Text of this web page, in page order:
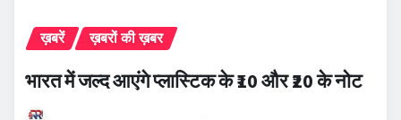
ख़बरें ख़बरों की ख़बर
भारत में जल्द आएंगे प्लास्टिक के ₹10 और ₹20 के नोट